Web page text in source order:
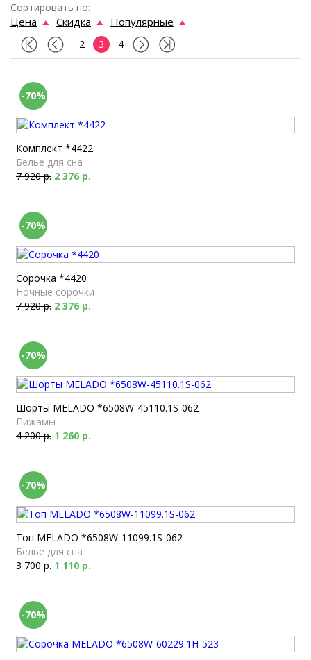
Сортировать по:
Цена Скидка Популярные
2 3 4
-70%
Комплект *4422
Белье для сна
7 920 р. 2 376 р.
-70%
Сорочка *4420
Ночные сорочки
7 920 р. 2 376 р.
-70%
Шорты MELADO *6508W-45110.1S-062
Пижамы
4 200 р. 1 260 р.
-70%
Топ MELADO *6508W-11099.1S-062
Белье для сна
3 700 р. 1 110 р.
-70%